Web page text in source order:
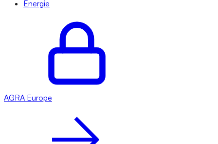
Énergie
AGRA Europe